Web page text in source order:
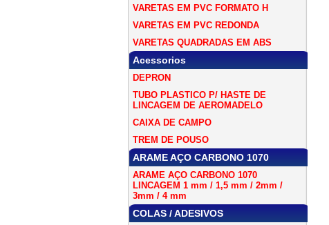
VARETAS EM PVC FORMATO H
VARETAS EM PVC REDONDA
VARETAS QUADRADAS EM ABS
Acessorios
DEPRON
TUBO PLASTICO P/ HASTE DE
LINCAGEM DE AEROMADELO
CAIXA DE CAMPO
TREM DE POUSO
ARAME AÇO CARBONO 1070
ARAME AÇO CARBONO 1070
LINCAGEM 1 mm / 1,5 mm / 2mm /
3mm / 4 mm
COLAS / ADESIVOS